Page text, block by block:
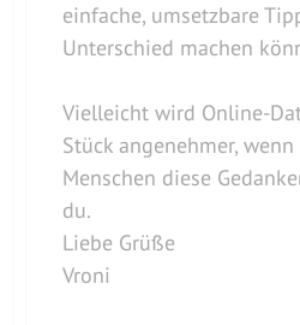
einfache, umsetzbare
Unterschied machen
Vielleicht wird Online-
Stück angenehmer,
Menschen diese
du.
Liebe Grüße
Vroni